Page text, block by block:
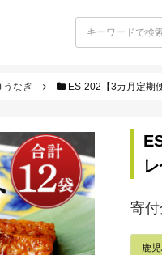
うなぎ ES-202【3カ月定期
寄
鹿